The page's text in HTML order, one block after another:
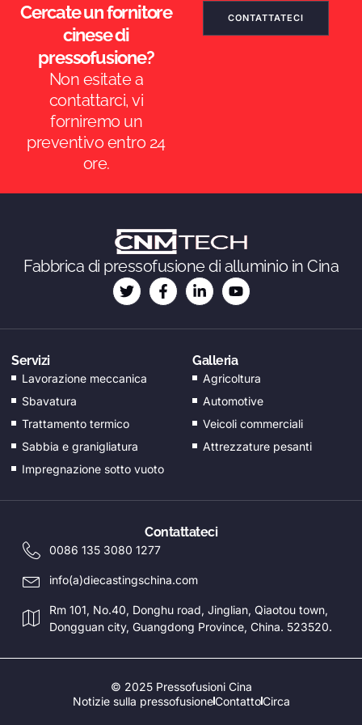
Cercate un fornitore
cinese di
pressofusione?
Non esitate a
contattarci, vi
forniremo un
preventivo entro 24
ore.
CONTATTATECI
Fabbrica di pressofusione di alluminio in Cina
Servizi
Lavorazione meccanica
Sbavatura
Trattamento termico
Sabbia e granigliatura
Impregnazione sotto vuoto
Galleria
Agricoltura
Automotive
Veicoli commerciali
Attrezzature pesanti
Contattateci
0086 135 3080 1277
info(a)diecastingschina.com
Rm 101, No.40, Donghu road, Jinglian, Qiaotou town,
Dongguan city, Guangdong Province, China. 523520.
© 2025 Pressofusioni Cina
Notizie sulla pressofusioneContattoCirca
ES
RU
NL
TR
AR
EN_GB
CS
FI